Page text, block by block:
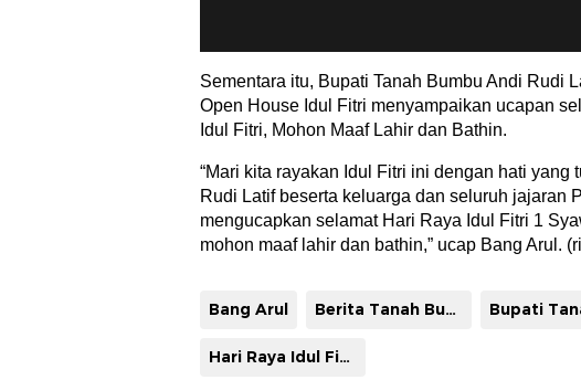
Sementara itu, Bupati Tanah Bumbu Andi Rudi
Open House Idul Fitri menyampaikan ucapan
Idul Fitri, Mohon Maaf Lahir dan Bathin.
“Mari kita rayakan Idul Fitri ini dengan hati yang
Rudi Latif beserta keluarga dan seluruh jajaran
mengucapkan selamat Hari Raya Idul Fitri 1
mohon maaf lahir dan bathin,” ucap Bang Arul.
Bang Arul Berita Tanah Bumbu
Hari Raya Idul Fitri 1446 H